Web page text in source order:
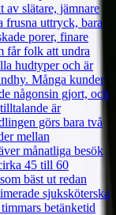
av slätare, jämnare
frusna uttryck, bara
porer, finare
får folk att undra
hudtyper och är
Många kunder
någonsin gjort, och
är
görs bara två
mellan
månatliga besök
45 till 60
bäst ut redan
sjuksköterska
betänketid